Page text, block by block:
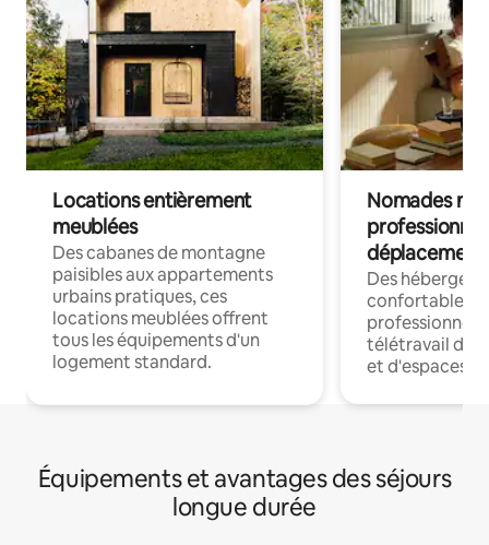
Locations entièrement
meublées
Des cabanes de montagne
paisibles aux appartements
urbains pratiques, ces
locations meublées offrent
tous les équipements d'un
logement standard.
Nomades
déplacement
Des
confortables
professionnels
télétravail
et d'espaces
Équipements et avantages des séjours
longue durée